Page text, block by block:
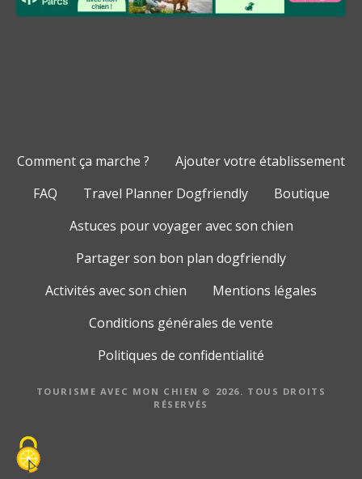
Comment ça marche ?
Ajouter votre établissement
FAQ
Travel Planner Dogfriendly
Boutique
Astuces pour voyager avec son chien
Partager son bon plan dogfriendly
Activités avec son chien
Mentions légales
Conditions générales de vente
Politiques de confidentialité
TOURISME AVEC MON CHIEN © 2026. TOUS DROITS
RÉSERVÉS